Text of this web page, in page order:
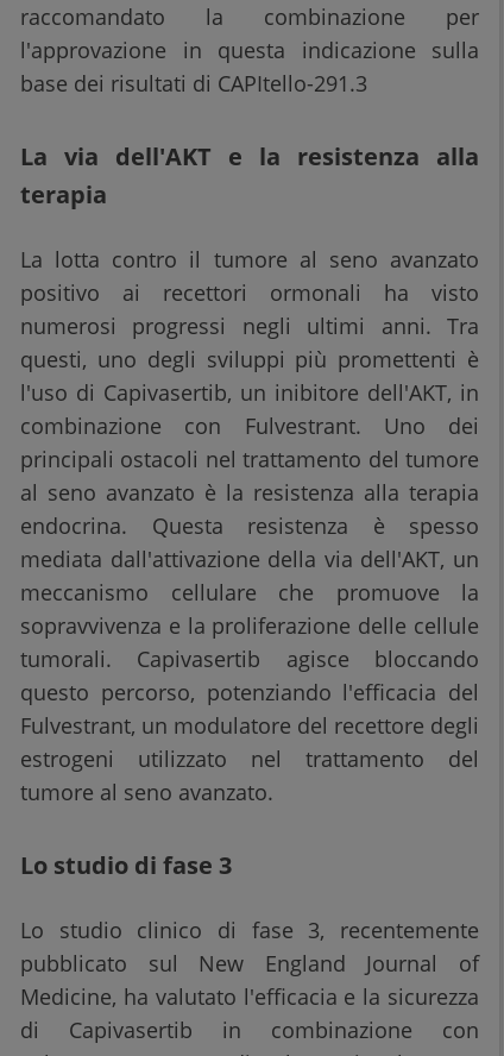
raccomandato la combinazione per
l'approvazione in questa indicazione sulla
base dei risultati di CAPItello-291.3
La via dell'AKT e la resistenza alla
terapia
La lotta contro il tumore al seno avanzato
positivo ai recettori ormonali ha visto
numerosi progressi negli ultimi anni. Tra
questi, uno degli sviluppi più promettenti è
l'uso di Capivasertib, un inibitore dell'AKT, in
combinazione con Fulvestrant. Uno dei
principali ostacoli nel trattamento del tumore
al seno avanzato è la resistenza alla terapia
endocrina. Questa resistenza è spesso
mediata dall'attivazione della via dell'AKT, un
meccanismo cellulare che promuove la
sopravvivenza e la proliferazione delle cellule
tumorali. Capivasertib agisce bloccando
questo percorso, potenziando l'efficacia del
Fulvestrant, un modulatore del recettore degli
estrogeni utilizzato nel trattamento del
tumore al seno avanzato.
Lo studio di fase 3
Lo studio clinico di fase 3, recentemente
pubblicato sul New England Journal of
Medicine, ha valutato l'efficacia e la sicurezza
di Capivasertib in combinazione con